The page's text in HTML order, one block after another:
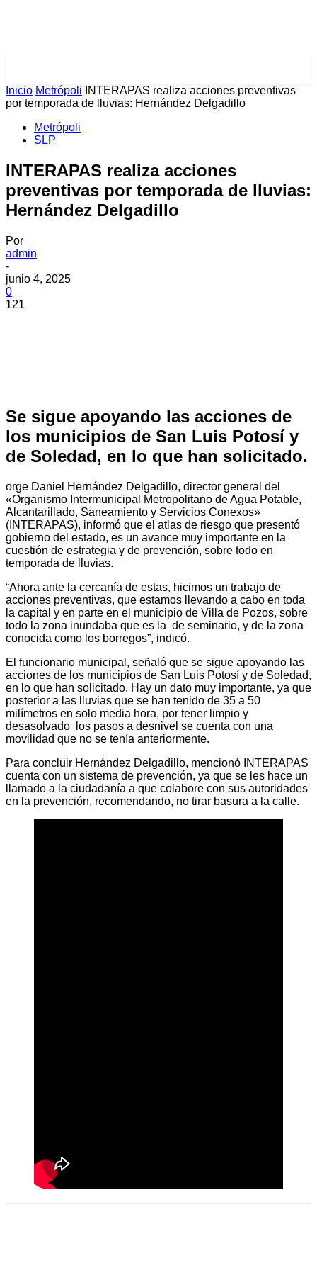
Inicio Metrópoli
INTERAPAS realiza acciones preventivas
por temporada de lluvias: Hernández Delgadillo
Metrópoli
SLP
INTERAPAS realiza acciones
preventivas por temporada de lluvias:
Hernández Delgadillo
Por
admin
-
junio 4, 2025
0
121
Se sigue apoyando las acciones de
los municipios de San Luis Potosí y
de Soledad, en lo que han solicitado.
orge Daniel Hernández Delgadillo, director general del
«Organismo Intermunicipal Metropolitano de Agua Potable,
Alcantarillado, Saneamiento y Servicios Conexos»
(INTERAPAS), informó que el atlas de riesgo que presentó
gobierno del estado, es un avance muy importante en la
cuestión de estrategia y de prevención, sobre todo en
temporada de lluvias.
“Ahora ante la cercanía de estas, hicimos un trabajo de
acciones preventivas, que estamos llevando a cabo en toda
la capital y en parte en el municipio de Villa de Pozos, sobre
todo la zona inundaba que es la de seminario, y de la zona
conocida como los borregos”, indicó.
El funcionario municipal, señaló que se sigue apoyando las
acciones de los municipios de San Luis Potosí y de Soledad,
en lo que han solicitado. Hay un dato muy importante, ya que
posterior a las lluvias que se han tenido de 35 a 50
milímetros en solo media hora, por tener limpio y
desasolvado los pasos a desnivel se cuenta con una
movilidad que no se tenía anteriormente.
Para concluir Hernández Delgadillo, mencionó INTERAPAS
cuenta con un sistema de prevención, ya que se les hace un
llamado a la ciudadanía a que colabore con sus autoridades
en la prevención, recomendando, no tirar basura a la calle.